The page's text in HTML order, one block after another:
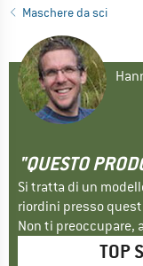
Maschere da sci
"QUESTO
Si tratta di un
riordini presso
Non ti preoccupare,
TOP